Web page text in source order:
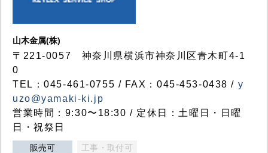
山木金属(株)
〒221-0057 神奈川県横浜市神奈川区青木町4-1
0
TEL：045-461-0755 / FAX：045-453-0438 / y
uzo@yamaki-ki.jp
営業時間：9:30〜18:30 / 定休日：土曜日・日曜
日・祝祭日
販売可 工事・取付可